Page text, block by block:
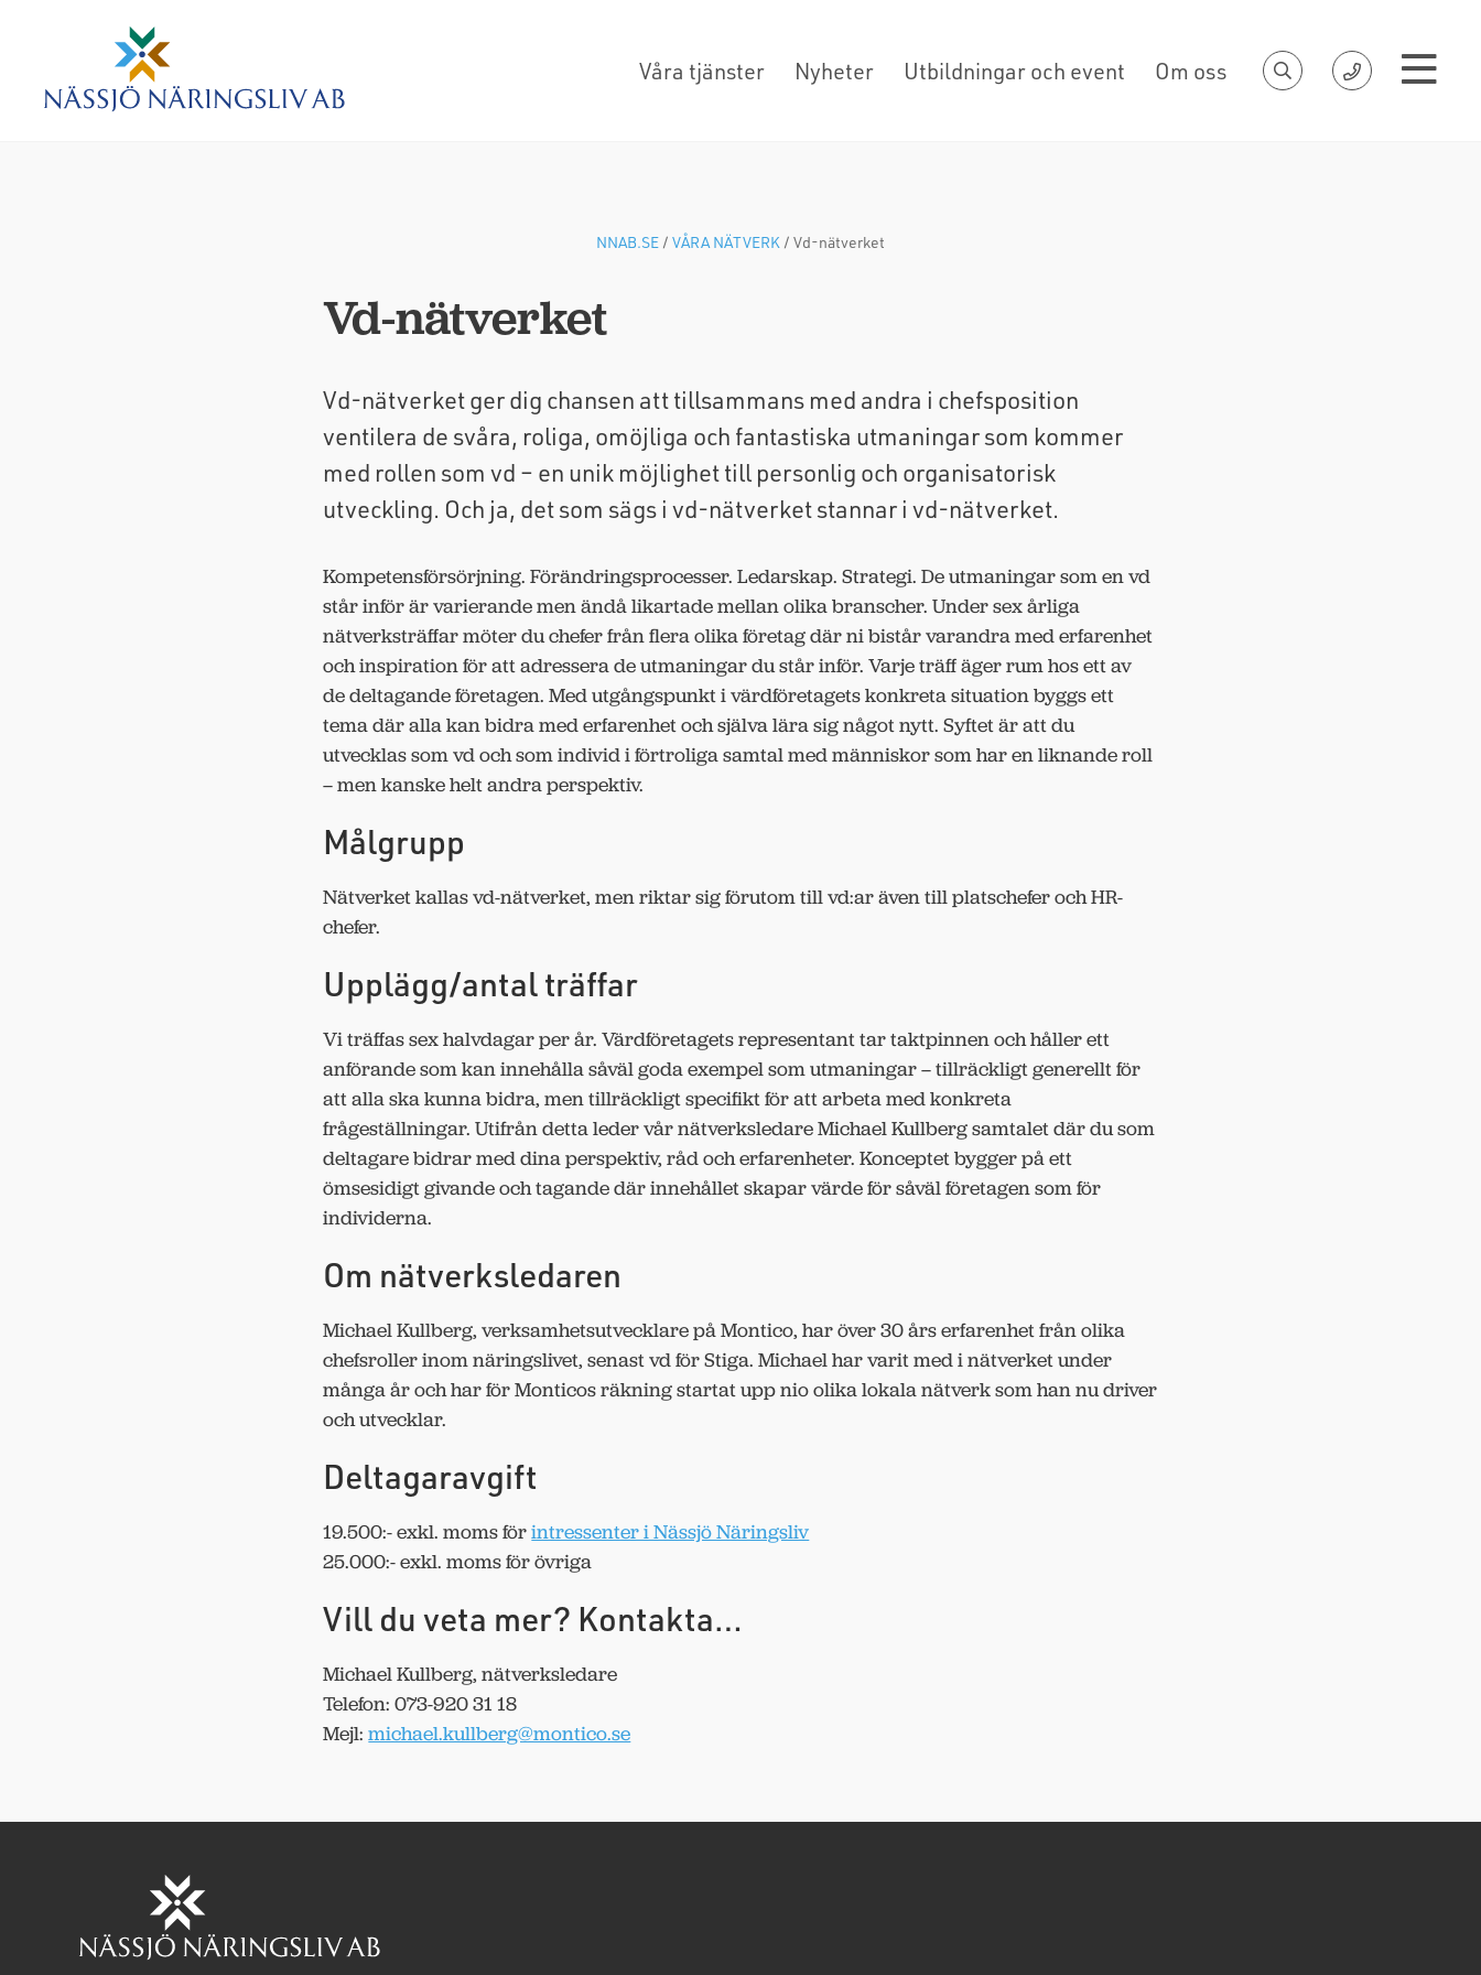
Våra tjänster Nyheter Utbildningar och event Om oss
NNAB.SE/ VÅRA NÄTVERK/ Vd-nätverket
Vd-nätverket
Vd-nätverket ger dig chansen att tillsammans med andra i chefsposition
ventilera de svåra, roliga, omöjliga och fantastiska utmaningar som kommer
med rollen som vd – en unik möjlighet till personlig och organisatorisk
utveckling. Och ja, det som sägs i vd-nätverket stannar i vd-nätverket.
Kompetensförsörjning. Förändringsprocesser. Ledarskap. Strategi. De utmaningar som en vd
står inför är varierande men ändå likartade mellan olika branscher. Under sex årliga
nätverksträffar möter du chefer från flera olika företag där ni bistår varandra med erfarenhet
och inspiration för att adressera de utmaningar du står inför. Varje träff äger rum hos ett av
de deltagande företagen. Med utgångspunkt i värdföretagets konkreta situation byggs ett
tema där alla kan bidra med erfarenhet och själva lära sig något nytt. Syftet är att du
utvecklas som vd och som individ i förtroliga samtal med människor som har en liknande roll
– men kanske helt andra perspektiv.
Målgrupp
Nätverket kallas vd-nätverket, men riktar sig förutom till vd:ar även till platschefer och HR-
chefer.
Upplägg/antalträffar
Vi träffas sex halvdagar per år. Värdföretagets representant tar taktpinnen och håller ett
anförande som kan innehålla såväl goda exempel som utmaningar – tillräckligt generellt för
att alla ska kunna bidra, men tillräckligt specifikt för att arbeta med konkreta
frågeställningar. Utifrån detta leder vår nätverksledare Michael Kullberg samtalet där du som
deltagare bidrar med dina perspektiv, råd och erfarenheter. Konceptet bygger på ett
ömsesidigt givande och tagande där innehållet skapar värde för såväl företagen som för
individerna.
Om nätverksledaren
Michael Kullberg, verksamhetsutvecklare på Montico, har över 30 års erfarenhet från olika
chefsroller inom näringslivet, senast vd för Stiga. Michael har varit med i nätverket under
många år och har för Monticos räkning startat upp nio olika lokala nätverk som han nu driver
och utvecklar.
Deltagaravgift
19.500:- exkl. moms förintressenter i Nässjö Näringsliv
25.000:- exkl. moms för övriga
Vill du veta mer? Kontakta…
Michael Kullberg, nätverksledare
Telefon: 073-920 31 18
Mejl:michael.kullberg@montico.se